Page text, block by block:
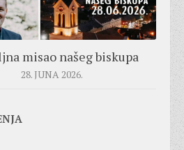
misao našeg biskupa
28. JUNA 2026.